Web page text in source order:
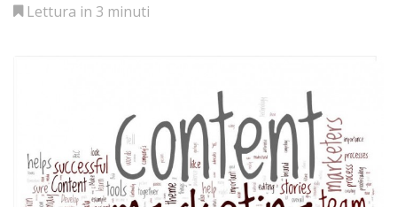
Lettura in 3 minuti